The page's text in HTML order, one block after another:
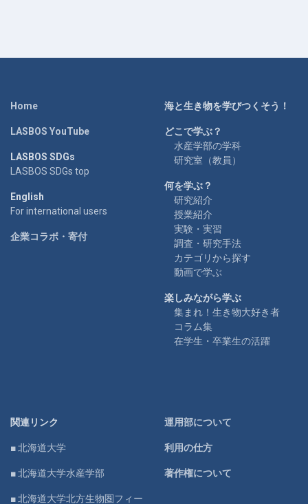
Home
LASBOS YouTube
LASBOS SDGs
LASBOS SDGs top
English
For international users
企業コラボ・寄付
海と生き物を学びつくそう！
どこで学ぶ？
水産学部の学科
研究室（教員）
何を学ぶ？
研究紹介
授業紹介
実験・実習
調査・研究手法
カテゴリから探す
動画で学ぶ
楽しみながら学ぶ
集まれ！生き物大好き者
コラム集
在学生・卒業生の活躍
関連リンク
■ 北海道大学
■ 北海道大学水産学部
■ 北海道大学北方生物圏フィー
運用部について
利用の仕方
著作権について